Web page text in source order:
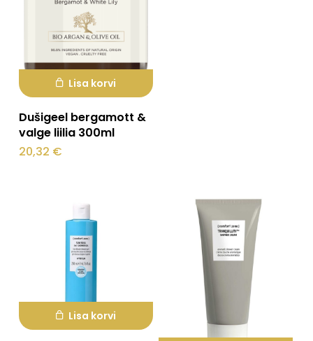
Lisa korvi
Dušigeel bergamott &
valge liilia 300ml
20,32 €
Lisa korvi